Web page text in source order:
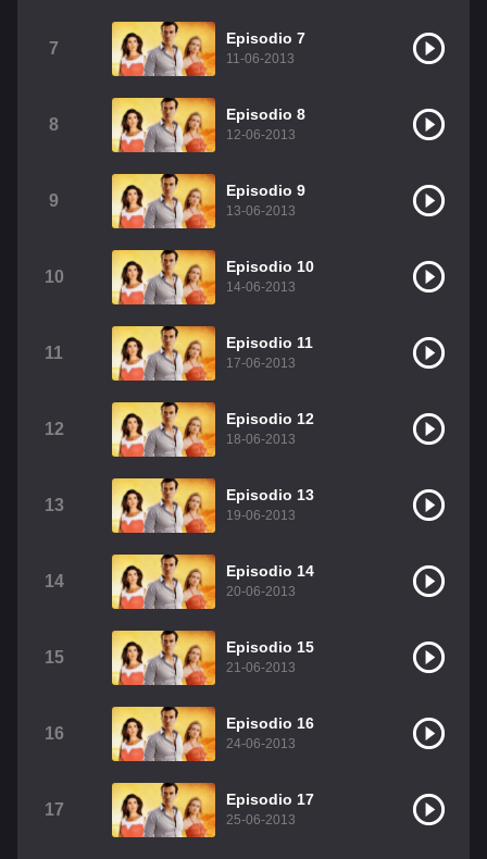
Christian Chavez
Dulce María
RBD Como Assistir Legendado
7
Episodio 7
11-06-2013
8
Episodio 8
12-06-2013
9
Episodio 9
13-06-2013
10
Episodio 10
14-06-2013
11
Episodio 11
17-06-2013
12
Episodio 12
18-06-2013
13
Episodio 13
19-06-2013
14
Episodio 14
20-06-2013
15
Episodio 15
21-06-2013
16
Episodio 16
24-06-2013
17
Episodio 17
25-06-2013